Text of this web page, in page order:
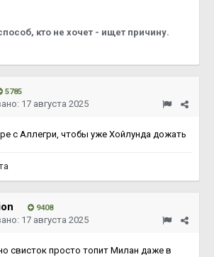
кто не хочет - ищет причину.
5785
17 августа 2025
с Аллегри, чтобы уже Хойлунда дожать
9408
17 августа 2025
свисток просто топит Милан даже в